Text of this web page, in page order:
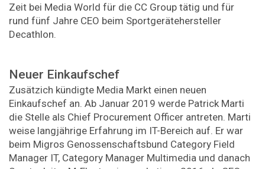
Zeit bei Media World für die CC Group tätig und für
rund fünf Jahre CEO beim Sportgerätehersteller
Decathlon.
Neuer Einkaufschef
Zusätzich kündigte Media Markt einen neuen
Einkaufschef an. Ab Januar 2019 werde Patrick Marti
die Stelle als Chief Procurement Officer antreten. Marti
weise langjährige Erfahrung im IT-Bereich auf. Er war
beim Migros Genossenschaftsbund Category Field
Manager IT, Category Manager Multimedia und danach